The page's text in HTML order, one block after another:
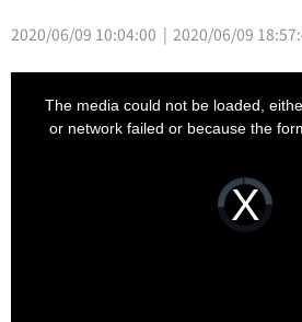
2020/06/09 10:04:00 2020/06/09
Video
Player
loading.
The media could not be loaded,
or network failed or because the